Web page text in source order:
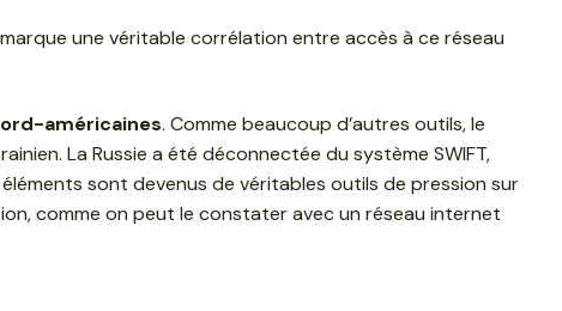
une véritable corrélation entre accès à ce réseau
américaines. Comme beaucoup d’autres outils, le
La Russie a été déconnectée du système SWIFT,
sont devenus de véritables outils de pression sur
comme on peut le constater avec un réseau internet